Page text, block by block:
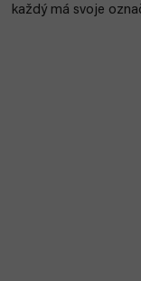
každý má svoje